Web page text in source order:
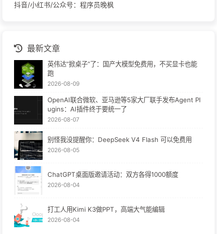
抖音/小红书/公众号：程序员晚枫
最新文章
英伟达“掀桌子”了：国产大模型免费用，不买显卡也能
跑
2026-08-09
OpenAI联合微软、亚马逊等5家大厂联手发布Agent Pl
ugins：AI插件终于要统一了
2026-08-07
别怪我没提醒你：DeepSeek V4 Flash 可以免费用
2026-08-05
ChatGPT桌面版邀请活动：双方各得1000额度
2026-08-04
打工人用Kimi K3做PPT，高端大气能编辑
2026-08-04